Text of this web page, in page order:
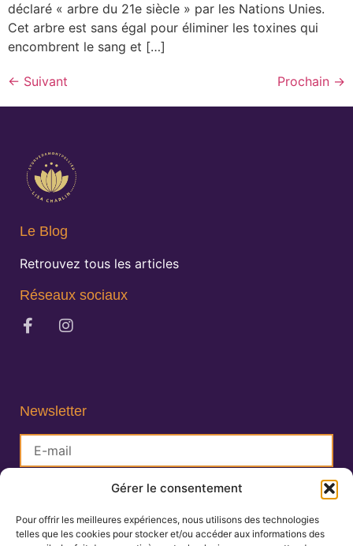
Gérer le consentement
Pour offrir les meilleures expériences, nous utilisons des technologies
telles que les cookies pour stocker et/ou accéder aux informations des
déclaré « arbre du 21e siècle » par les Nations Unies.
Cet arbre est sans égal pour éliminer les toxines qui
encombrent le sang et […]
← Suivant Prochain →
Le Blog
Retrouvez tous les articles
Réseaux sociaux
Newsletter
S'inscrire